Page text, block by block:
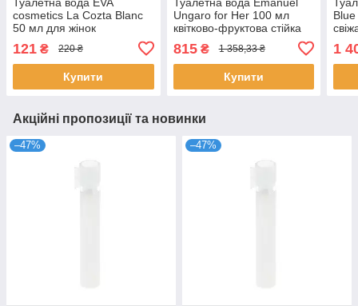
cosmetics La Cozta Blanc
50 мл для жінок
Ева косметікс
4820107133243
121 ₴ 220 ₴
Купити
Ungaro for Her 100 мл
квітково-фруктова стійка
Емануель Унгаро
815₴ 1 358,33 ₴
Купити
Blue
1
Акційні пропозиції та новинки
–47% –47%